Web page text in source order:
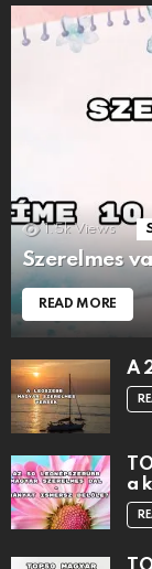
1.5k Views
Szerelmes
READ MORE
A
a